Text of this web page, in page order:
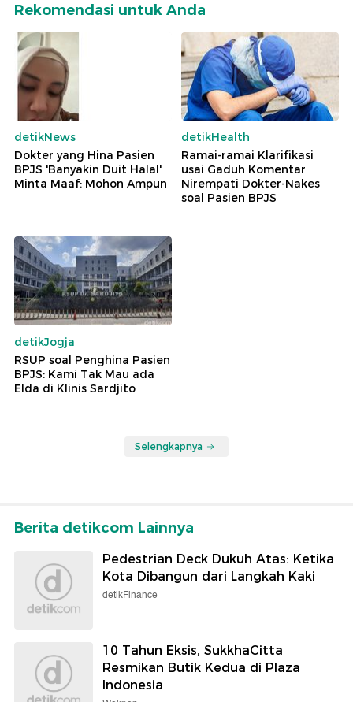
Rekomendasi untuk Anda
detikNews
Dokter yang Hina Pasien
BPJS 'Banyakin Duit Halal'
Minta Maaf: Mohon Ampun
detikHealth
Ramai-ramai Klarifikasi
usai Gaduh Komentar
Nirempati Dokter-Nakes
soal Pasien BPJS
detikJogja
RSUP soal Penghina Pasien
BPJS: Kami Tak Mau ada
Elda di Klinis Sardjito
Selengkapnya
Berita detikcom Lainnya
Pedestrian Deck Dukuh Atas: Ketika
Kota Dibangun dari Langkah Kaki
detikFinance
10 Tahun Eksis, SukkhaCitta
Resmikan Butik Kedua di Plaza
Indonesia